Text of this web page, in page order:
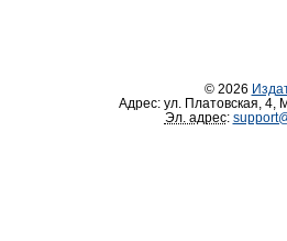
© 2026
Адрес: ул. Платовская, 4
Эл. адрес: